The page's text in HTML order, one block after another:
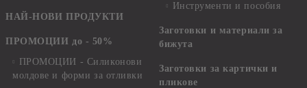
НАЙ-НОВИ ПРОДУКТИ
ПРОМОЦИИ до - 50%
ПРОМОЦИИ - Силиконови
молдове и форми за отливки
Инструменти и пособия
Заготовки и материали за
бижута
Заготовки за картички и
пликове